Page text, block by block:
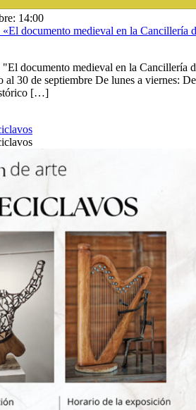
14:00
documento medieval en la Cancillería
documento medieval en la Cancillería
30 de septiembre De lunes a viernes: De
[…]